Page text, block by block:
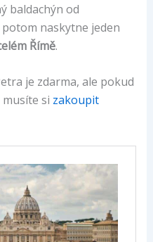
baldachýn od
naskytne jeden
Římě.
je zdarma, ale pokud
si zakoupit